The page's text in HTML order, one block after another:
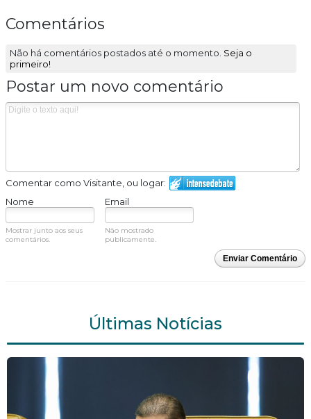
Comentários
Não há comentários postados até o momento. Seja o
primeiro!
Postar um novo comentário
Comentar como Visitante, ou logar:
Nome
Email
Mostrar junto aos seus
comentários.
Não mostrado
publicamente.
Enviar Comentário
Últimas Notícias